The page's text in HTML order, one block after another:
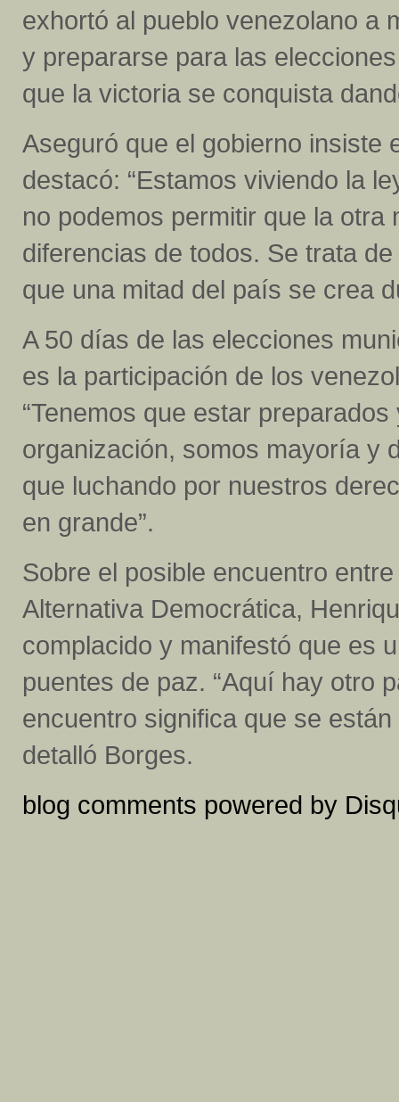
exhortó al pueblo venezolano a
y prepararse para las
que la victoria se conquista
Aseguró que el gobierno insiste
destacó: “Estamos viviendo la
no podemos permitir que la
diferencias de todos. Se trata
que una mitad del país se crea
A 50 días de las elecciones
es la participación de los
“Tenemos que estar
organización, somos mayoría y
que luchando por nuestros
en grande”.
Sobre el posible encuentro
Alternativa Democrática,
complacido y manifestó que es
puentes de paz. “Aquí hay otro
encuentro significa que se
detalló Borges.
blog comments powered by